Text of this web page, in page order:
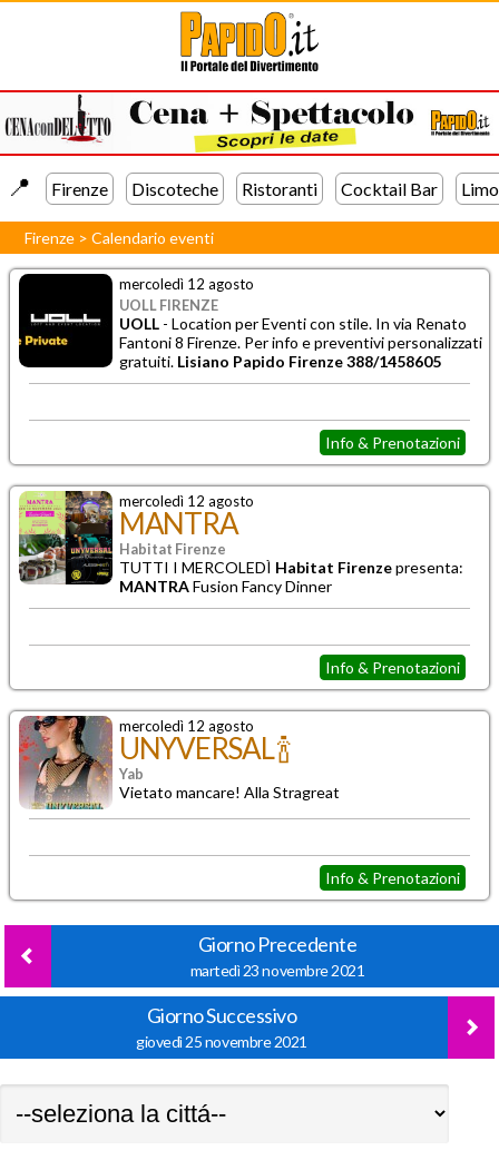
📍️ Firenze Discoteche Ristoranti Cocktail Bar
Firenze >Calendario eventi
mercoledì 12 agosto
UOLL FIRENZE
UOLL - Location perEventi con stile. In via Renato
Fantoni 8 Firenze. Per info e preventivi personalizzati
gratuiti. Lisiano Papido Firenze 388/1458605
Info & Prenotazioni
mercoledì 12 agosto
MANTRA
Habitat Firenze
TUTTI I MERCOLEDÌ Habitat Firenzepresenta:
MANTRAFusion Fancy Dinner
Info & Prenotazioni
mercoledì 12 agosto
UNYVERSAL 🍾
Yab
Vietato mancare! Alla Stragreat
Info & Prenotazioni
Giorno Precedente
martedì 23 novembre 2021
Giorno Successivo
giovedì 25 novembre 2021